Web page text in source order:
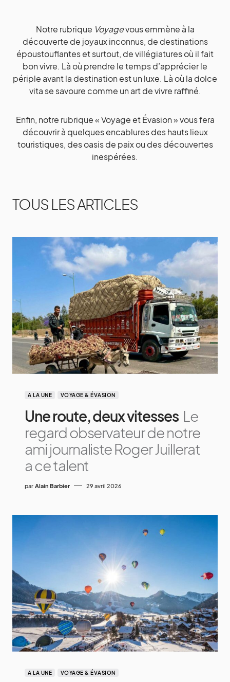
Notre rubrique Voyagevous emmène à la
découverte de joyaux inconnus, de destinations
époustouflantes et surtout, de villégiatures où il fait
bon vivre. Là où prendre le temps d’apprécier le
périple avant la destination est un luxe. Là où la dolce
vita se savoure comme un art de vivre raffiné.
Enfin, notre rubrique « Voyage et Évasion » vous fera
découvrir à quelques encablures des hauts lieux
touristiques, des oasis de paix ou des découvertes
inespérées.
TOUS LES ARTICLES
A LA UNE VOYAGE & ÉVASION
Une route, deux vitesses Le
regard observateur de notre
ami journaliste Roger Juillerat
a ce talent
par Alain Barbier 29 avril 2026
A LA UNE VOYAGE & ÉVASION